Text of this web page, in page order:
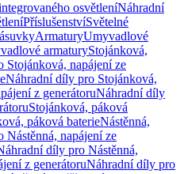
osvětleníNáhradní
PříslušenstvíSvětelné
ArmaturyUmyvadlové
armaturyStojánková,
Stojánková, napájení ze
Náhradní díly pro Stojánková,
z generátoruNáhradní díly
Stojánková, páková
páková baterieNástěnná,
napájení ze
díly pro Nástěnná,
z generátoruNáhradní díly pro